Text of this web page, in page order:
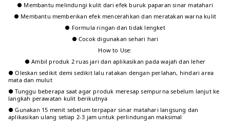
● Membantu melindungi kulit dari efek buruk paparan sinar matahari
● Membantu memberikan efek mencerahkan dan meratakan warna kulit
● Formula ringan dan tidak lengket
● Cocok digunakan sehari hari
How to Use:
● Ambil produk 2 ruas jari dan aplikasikan pada wajah dan leher
● Oleskan sedikit demi sedikit lalu ratakan dengan perlahan, hindari area
mata dan mulut
● Tunggu beberapa saat agar produk meresap sempurna sebelum lanjut ke
langkah perawatan kulit berikutnya
● Gunakan 15 menit sebelum terpapar sinar matahari langsung dan
aplikasikan ulang setiap 2-3 jam untuk perlindungan maksimal